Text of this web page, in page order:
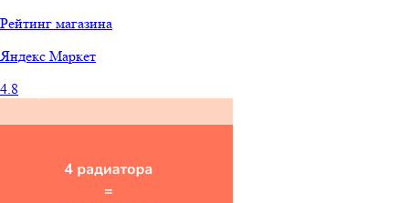
Рейтинг магазина
Яндекс Маркет
4.8